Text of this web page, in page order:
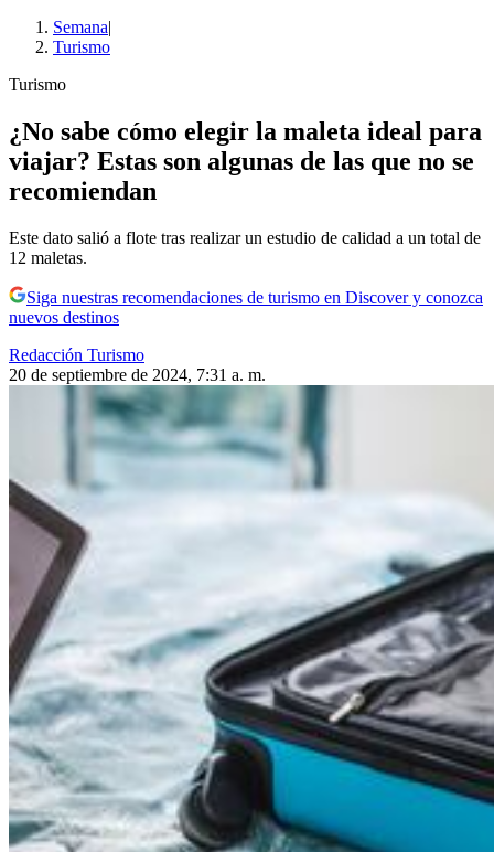
Semana|
Turismo
Turismo
¿No sabe cómo elegir la maleta ideal para
viajar? Estas son algunas de las que no se
recomiendan
Este dato salió a flote tras realizar un estudio de calidad a un total de
12 maletas.
Siga nuestras recomendaciones de turismo en Discover y conozca
nuevos destinos
Redacción Turismo
20 de septiembre de 2024, 7:31 a. m.